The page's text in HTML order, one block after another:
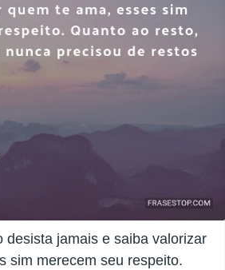
desista jamais e saiba valorizar
sim merecem seu respeito.